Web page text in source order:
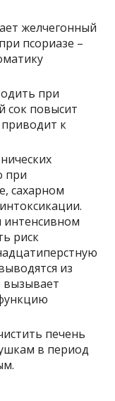
желчегонный
псориазе –
при
сок повысит
приводит к
при
сахарном
интенсивном
риск
из
вызывает
печень
в период